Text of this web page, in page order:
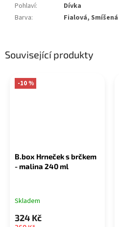
Související produkty
-10 %
B.box Hrneček s brčkem
- malina 240 ml
Skladem
324 Kč
Pohlaví:
Dívka
Barva: Fialová, Smíšená